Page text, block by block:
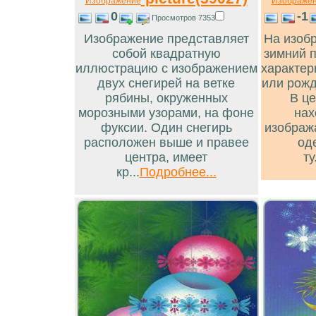
0 Просмотров 7353
Изображение представляет
собой квадратную
иллюстрацию с изображением
двух снегирей на ветке
рябины, окруженных
морозными узорами, на фоне
фуксии. Один снегирь
расположен выше и правее
центра, имеет
кр...Подробнее...
-1
На
зимний
или
В